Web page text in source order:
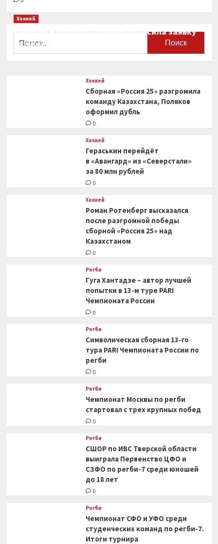
Хоккей
Сборная Канады по хоккею огласила заявку
на чемпионат мира
Хоккей
Сборная «Россия 25» разгромила
команду Казахстана, Поляков
оформил дубль
0
Хоккей
Гераськин перейдёт
в «Авангард» из «Северстали»
за 80 млн рублей
0
Хоккей
Роман Ротенберг высказался
после разгромной победы
сборной «Россия 25» над
Казахстаном
0
Регби
Гуга Хантадзе – автор лучшей
попытки в 13-м туре PARI
Чемпионата России
0
Регби
Символическая сборная 13-го
тура PARI Чемпионата России по
регби
0
Регби
Чемпионат Москвы по регби
стартовал с трех крупных побед
0
Регби
СШОР по ИВС Тверской области
выиграла Первенство ЦФО и
СЗФО по регби-7 среди юношей
до 18 лет
0
Регби
Чемпионат СФО и УФО среди
студенческих команд по регби-7.
Итоги турнира